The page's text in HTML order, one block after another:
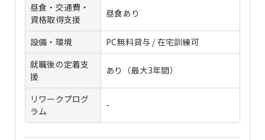
昼食・交通費・
資格取得支援
昼食あり
設備・環境
PC無料貸与 / 在宅訓練可
就職後の定着支
援
あり（最大3年間）
リワークプログ
ラム
-